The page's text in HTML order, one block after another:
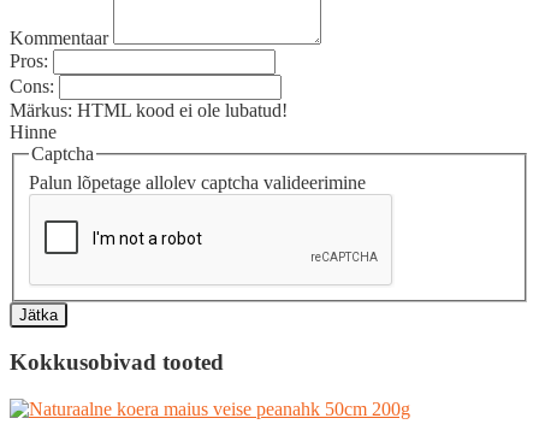
Kommentaar
Pros:
Cons:
Märkus: HTML kood ei ole lubatud!
Hinne
Captcha
Palun lõpetage allolev captcha valideerimine
Jätka
Kokkusobivad tooted